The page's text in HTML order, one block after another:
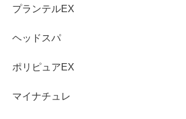
プランテルEX
ヘッドスパ
ポリピュアEX
マイナチュレ